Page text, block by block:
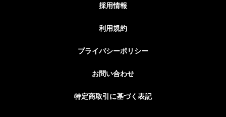
採用情報
利用規約
プライバシーポリシー
お問い合わせ
特定商取引に基づく表記